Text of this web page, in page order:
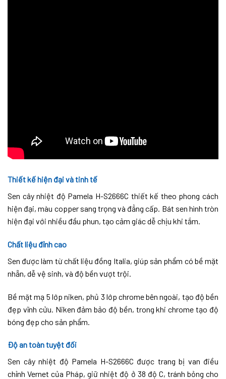
Thiết kế hiện đại và tinh tế
Sen cây nhiệt độ Pamela H-S2666C thiết kế theo phong cách
hiện đại, màu copper sang trọng và đẳng cấp. Bát sen hình tròn
hiện đại với nhiều đầu phun, tạo cảm giác dễ chịu khi tắm.
Chất liệu đỉnh cao
Sen được làm từ chất liệu đồng Italia, giúp sản phẩm có bề mặt
nhẵn, dễ vệ sinh, và độ bền vượt trội.
Bề mặt mạ 5 lớp niken, phủ 3 lớp chrome bên ngoài, tạo độ bền
đẹp vĩnh cửu. Niken đảm bảo độ bền, trong khi chrome tạo độ
bóng đẹp cho sản phẩm.
Độ an toàn tuyệt đối
Sen cây nhiệt độ Pamela H-S2666C được trang bị van điều
chỉnh Vernet của Pháp, giữ nhiệt độ ở 38 độ C, tránh bỏng cho